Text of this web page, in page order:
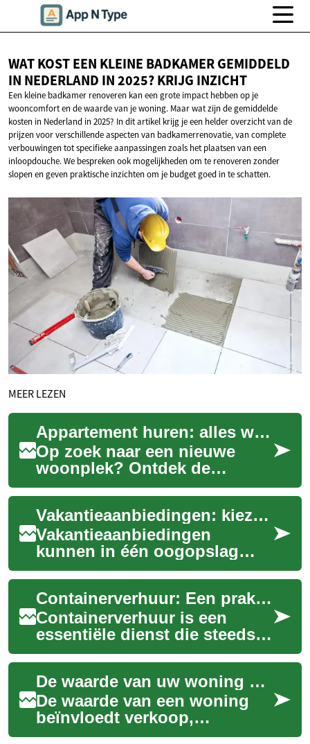
WAT KOST EEN KLEINE BADKAMER GEMIDDELD
IN NEDERLAND IN 2025?KRIJG INZICHT
Een kleine badkamer renoveren kan een grote impact hebben op je
wooncomfort en de waarde van je woning. Maar wat zijn de gemiddelde
kosten in Nederland in 2025? In dit artikel krijg je een helder overzicht van de
prijzen voor verschillende aspecten van badkamerrenovatie, van complete
verbouwingen tot specifieke aanpassingen zoals het plaatsen van een
inloopdouche. We bespreken ook mogelijkheden om te renoveren zonder
slopen en geven praktische inzichten om je budget goed in te schatten.
MEER LEZEN
Appartement huren: alles wat u moet weten
Op zoek naar een nieuwe
woonplek? Ontdek de
voordelen van een
appartement huren, van
compacte studio's tot ruime
gezi...
Vakantieaanbiedingen: kiezen tussen Nederland, Europa en cruisereizen
Vakantieaanbiedingen
kunnen in één oogopslag
aantrekkelijk lijken, maar het
kiezen van een passende reis
vereist aand...
Containerverhuur: Een praktische oplossing voor afvalverwerking
Containerverhuur is een
essentiële dienst die steeds
vaker wordt gebruikt door
zowel particulieren als
bedrijven. Of ...
De waarde van uw woning berekenen: wat u moet weten
De waarde van een woning
beïnvloedt verkoop,
herfinanciering en uw